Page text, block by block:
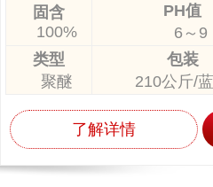
固含
100%
PH值
6～9
类型
聚醚
包装
210公斤/
了解详情